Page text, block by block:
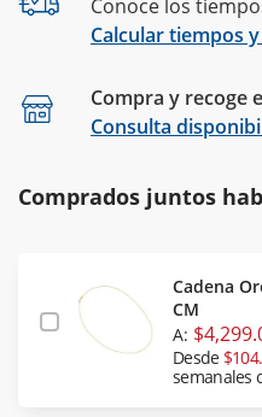
Conoce los
Calcular tiempos
Compra y recoge
Consulta
Comprados juntos
Cadena
CM
A:
Desde
semanales